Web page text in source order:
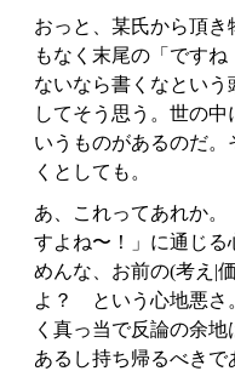
おっと、某氏から頂
もなく末尾の「です
ないなら書くなという
してそう思う。世の
いうものがあるのだ
くとしても。
あ、これってあれか
すよね〜！」に通じ
めんな、お前の(考え|
よ？ という心地悪さ
く真っ当で反論の余
あるし持ち帰るべきで